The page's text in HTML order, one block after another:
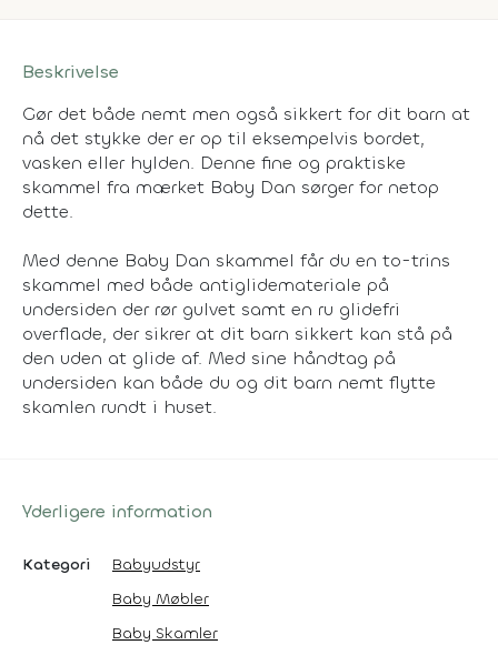
Beskrivelse
Gør det både nemt men også sikkert for dit barn at
nå det stykke der er op til eksempelvis bordet,
vasken eller hylden. Denne fine og praktiske
skammel fra mærket Baby Dan sørger for netop
dette.
Med denne Baby Dan skammel får du en to-trins
skammel med både antiglidemateriale på
undersiden der rør gulvet samt en ru glidefri
overflade, der sikrer at dit barn sikkert kan stå på
den uden at glide af. Med sine håndtag på
undersiden kan både du og dit barn nemt flytte
skamlen rundt i huset.
Yderligere information
Kategori
Babyudstyr
Baby Møbler
Baby Skamler